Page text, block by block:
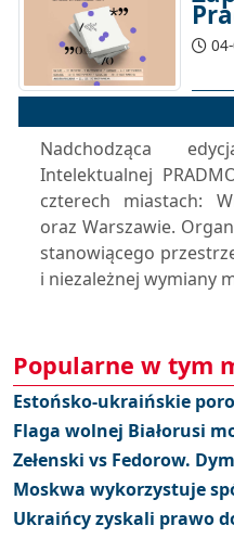
Nadchodząca
Intelektualnej
czterech miastach:
oraz Warszawie.
stanowiącego
i niezależnej wymiany
Popularne w tym
Estońsko-ukraińskie
Flaga wolnej Białorusi
Zełenski vs Fedorow.
Moskwa wykorzystuje
Ukraińcy zyskali prawo